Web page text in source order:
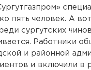
пять человек. А
сургутских
Работники
и районной
и включили в